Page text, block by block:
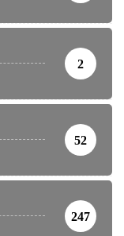
2
52
247